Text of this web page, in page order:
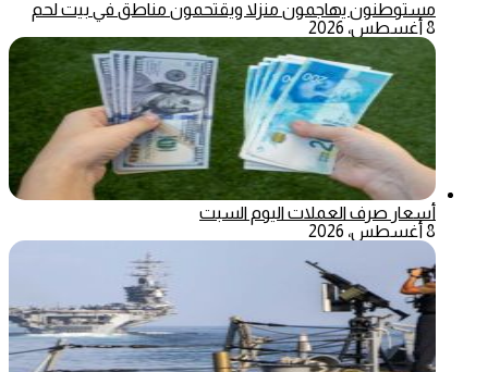
مستوطنون يهاجمون منزلا ويقتحمون مناطق في بيت لحم
8 أغسطس، 2026
أسعار صرف العملات اليوم السبت
8 أغسطس، 2026